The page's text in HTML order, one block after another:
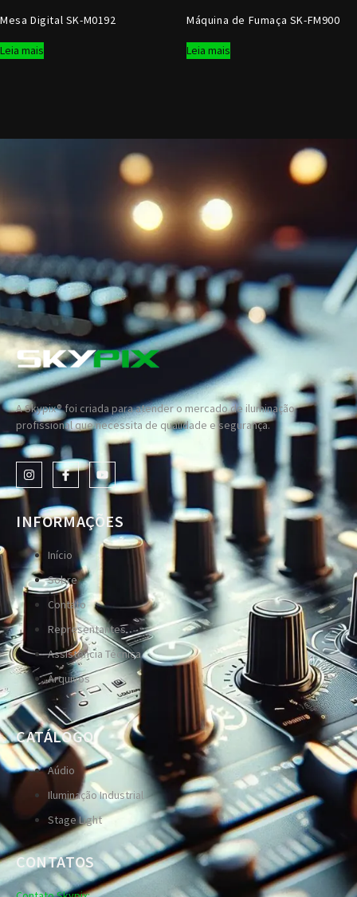
Mesa Digital SK-M0192
Leia mais
Máquina de Fumaça SK-FM900
Leia mais
A Skypix® foi criada para atender o mercado de iluminação
profissional que necessita de qualidade e segurança.
INFORMAÇÕES
Início
Sobre
Contato
Representantes
Assistência Técnica
Arquivos
CATÁLOGO
Aúdio
Iluminação Industrial
Stage Light
CONTATOS